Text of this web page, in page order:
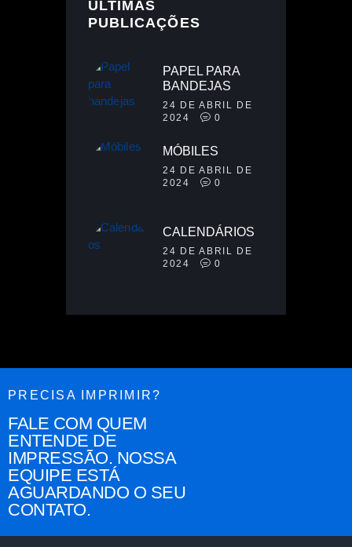
ÚLTIMAS
PUBLICAÇÕES
PAPEL PARA
BANDEJAS
24 DE ABRIL DE
2024
0
MÓBILES
24 DE ABRIL DE
2024
0
CALENDÁRIOS
24 DE ABRIL DE
2024
0
PRECISA IMPRIMIR?
FALE COM QUEM
ENTENDE DE
IMPRESSÃO. NOSSA
EQUIPE ESTÁ
AGUARDANDO O SEU
CONTATO.